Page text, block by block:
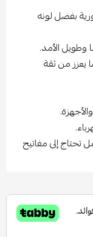
بفضل لونه
وطويل الأمد.
إلى 30 سنة، مما يعزز من ثقة
تحتاج إلى مفاتيح